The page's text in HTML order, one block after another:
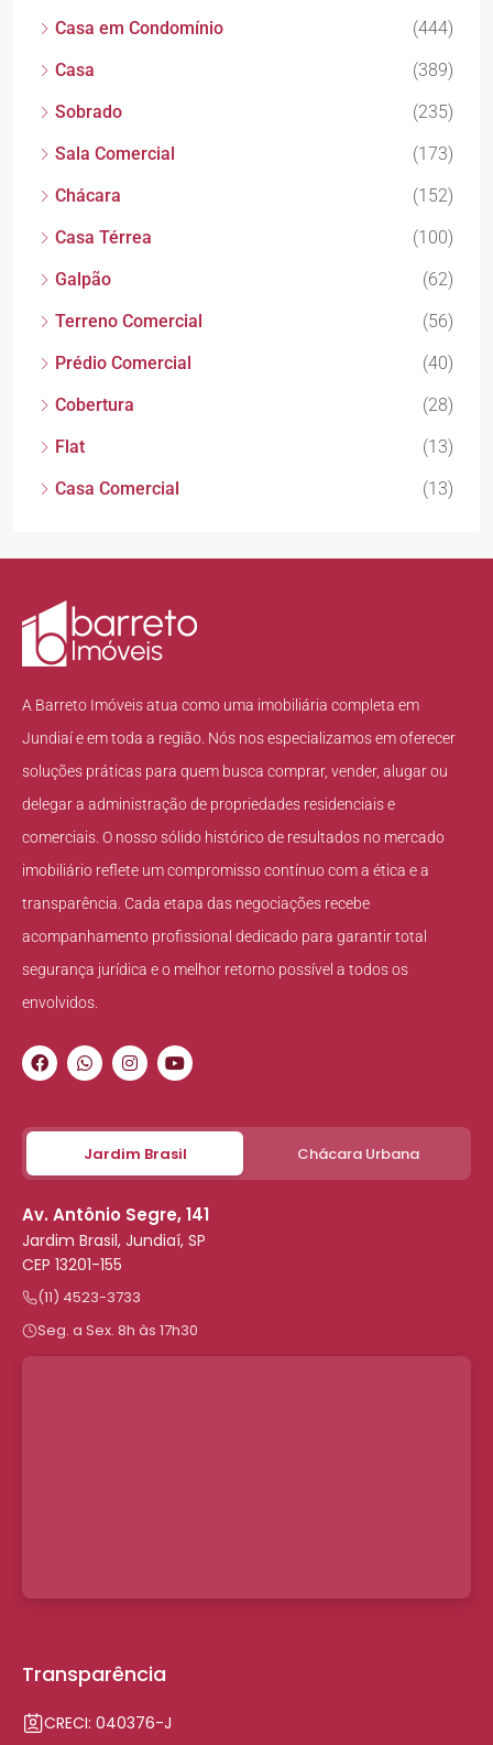
Casa em Condomínio
(444)
Casa
(389)
Sobrado
(235)
Sala Comercial
(173)
Chácara
(152)
Casa Térrea
(100)
Galpão
(62)
Terreno Comercial
(56)
Prédio Comercial
(40)
Cobertura
(28)
Flat
(13)
Casa Comercial
(13)
A Barreto Imóveis atua como uma imobiliária completa em
Jundiaí e em toda a região. Nós nos especializamos em oferecer
soluções práticas para quem busca comprar, vender, alugar ou
delegar a administração de propriedades residenciais e
comerciais. O nosso sólido histórico de resultados no mercado
imobiliário reflete um compromisso contínuo com a ética e a
transparência. Cada etapa das negociações recebe
acompanhamento profissional dedicado para garantir total
segurança jurídica e o melhor retorno possível a todos os
envolvidos.
Jardim Brasil Chácara Urbana
Av. Antônio Segre, 141
Jardim Brasil, Jundiaí, SP
CEP 13201-155
(11) 4523-3733
Seg. a Sex. 8h às 17h30
Transparência
CRECI: 040376-J